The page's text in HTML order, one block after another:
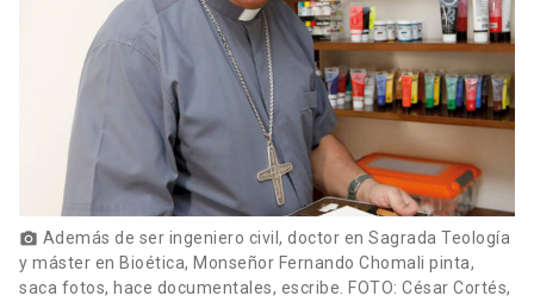
photo_camera Además de ser ingeniero civil, doctor en Sagrada Teología
y máster en Bioética, Monseñor Fernando Chomali pinta,
saca fotos, hace documentales, escribe. FOTO: César Cortés,